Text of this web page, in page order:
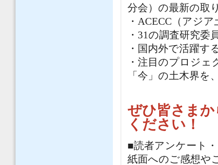
分会）の最新の取
・ACECC（アジ
・31の調査研究委
・国内外で活躍す
・注目のプロジェ
「今」の土木界
ぜひ皆さま
ください！
■読者アンケート
紙面へのご感想や